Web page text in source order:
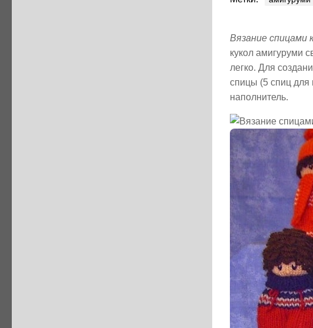
Вязание спицами
кукол амигуруми
легко. Для
спицы (5 спиц для
наполнитель.